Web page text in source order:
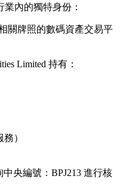
內的獨特身份：
關牌照的數碼資產交易平
Limited 持有：
）
央編號： BPJ213 進行核